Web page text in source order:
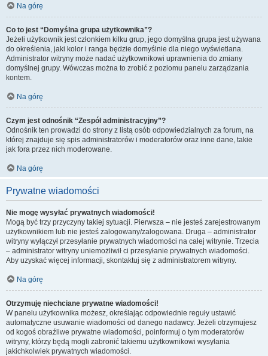
Na górę
Co to jest “Domyślna grupa użytkownika”?
Jeżeli użytkownik jest członkiem kilku grup, jego domyślna grupa jest używana
do określenia, jaki kolor i ranga będzie domyślnie dla niego wyświetlana.
Administrator witryny może nadać użytkownikowi uprawnienia do zmiany
domyślnej grupy. Wówczas można to zrobić z poziomu panelu zarządzania
kontem.
Na górę
Czym jest odnośnik “Zespół administracyjny”?
Odnośnik ten prowadzi do strony z listą osób odpowiedzialnych za forum, na
której znajduje się spis administratorów i moderatorów oraz inne dane, takie
jak fora przez nich moderowane.
Na górę
Prywatne wiadomości
Nie mogę wysyłać prywatnych wiadomości!
Mogą być trzy przyczyny takiej sytuacji. Pierwsza – nie jesteś zarejestrowanym
użytkownikiem lub nie jesteś zalogowany/zalogowana. Druga – administrator
witryny wyłączył przesyłanie prywatnych wiadomości na całej witrynie. Trzecia
– administrator witryny uniemożliwił ci przesyłanie prywatnych wiadomości.
Aby uzyskać więcej informacji, skontaktuj się z administratorem witryny.
Na górę
Otrzymuję niechciane prywatne wiadomości!
W panelu użytkownika możesz, określając odpowiednie reguły ustawić
automatyczne usuwanie wiadomości od danego nadawcy. Jeżeli otrzymujesz
od kogoś obraźliwe prywatne wiadomości, poinformuj o tym moderatorów
witryny, którzy będą mogli zabronić takiemu użytkownikowi wysyłania
jakichkolwiek prywatnych wiadomości.